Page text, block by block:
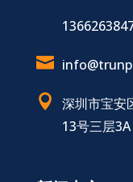

 深圳市宝安
13号三层3A